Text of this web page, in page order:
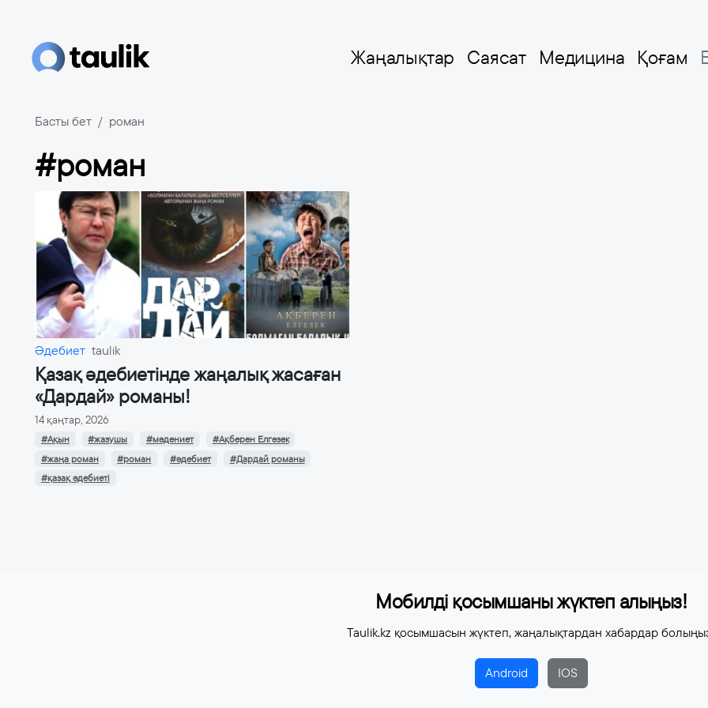
Жаңалықтар Саясат Медицина Қоғам
Басты бет роман
#роман
Әдебиет taulik
Қазақ әдебиетінде жаңалық жасаған
«Дардай» романы!
14 қаңтар, 2026
#Ақын #жазушы #мәдениет
#Ақберен Елгезек
#жаңа роман
#роман #әдебиет
#Дардай романы
#қазақ әдебиеті
Мобилді қосымшаны жүктеп алыңыз!
Taulik.kz қосымшасын жүктеп, жаңалықтардан хабардар
Android IOS